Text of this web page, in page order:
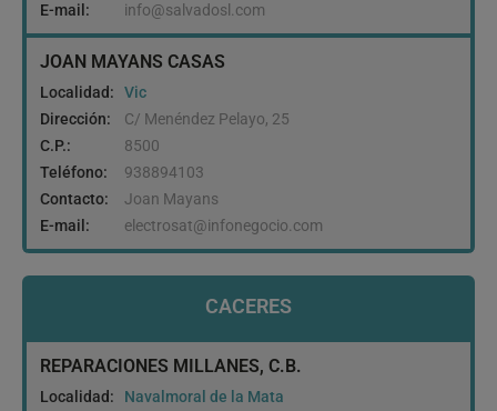
E-mail:
info@salvadosl.com
JOAN MAYANS CASAS
Localidad:
Vic
Dirección:
C/ Menéndez Pelayo, 25
C.P.:
8500
Teléfono:
938894103
Contacto:
Joan Mayans
E-mail:
electrosat@infonegocio.com
CACERES
REPARACIONES MILLANES, C.B.
Localidad:
Navalmoral de la Mata